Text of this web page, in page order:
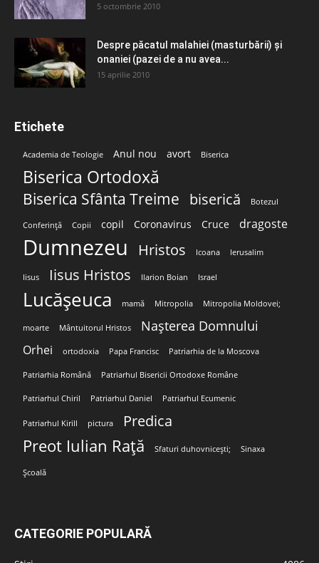
5 octombrie 2010
Despre păcatul malahiei (masturbării) şi
onaniei (pazei de a nu avea...
15 aprilie 2010
Etichete
Academia de Teologie Anul nou avort Biserica
Biserica Ortodoxă
Biserica Sfânta Treime biserică Botezul
Conferință Copii copil Coronavirus Cruce dragoste
Dumnezeu Hristos Icoana Ierusalim
Iisus Iisus Hristos Ilarion Boian Israel
Lucășeuca mamă Mitropolia Mitropolia Moldovei;
moarte Mântuitorul Hristos Nașterea Domnului
Orhei ortodoxia Papa Francisc Patriarhia de la Moscova
Patriarhia Română Patriarhul Bisericii Ortodoxe Române
Patriarhul Chiril Patriarhul Daniel Patriarhul Ecumenic
Patriarhul Kirill pictura Predica
Preot Iulian Rață Sfaturi duhovnicești; Sinaxa
Școală
CATEGORIE POPULARĂ